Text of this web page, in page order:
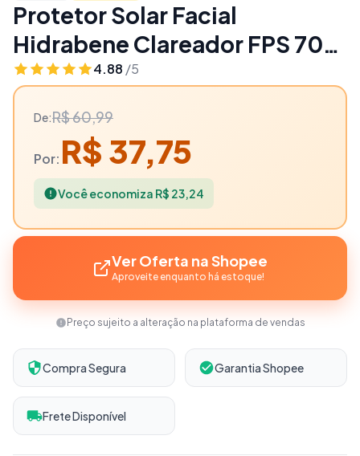
Protetor Solar Facial
Hidrabene Clareador FPS 70
Antissinais Clareia a pele
Toque Seco 50g Unidade ou
Kit - 38% OFF | Beauty
4.88 /5
De:R$ 60,99
Por: R$ 37,75
Você economiza R$ 23,24
Ver Oferta na Shopee
Aproveite enquanto há estoque!
Preço sujeito a alteração na plataforma de vendas
Compra Segura Garantia Shopee
Frete Disponível